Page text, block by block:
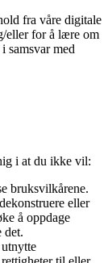
fra våre digitale
eller for å lære om
samsvar med
i at du ikke vil:
bruksvilkårene.
eller
å oppdage
det.